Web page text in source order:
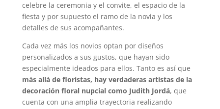
celebre la ceremonia y el convite, el espacio de la
fiesta y por supuesto el ramo de la novia y los
detalles de sus acompañantes.
Cada vez más los novios optan por diseños
personalizados a sus gustos, que hayan sido
especialmente ideados para ellos. Tanto es así que
más allá de floristas, hay verdaderas artistas de la
decoración floral nupcial como Judith Jordá, que
cuenta con una amplia trayectoria realizando